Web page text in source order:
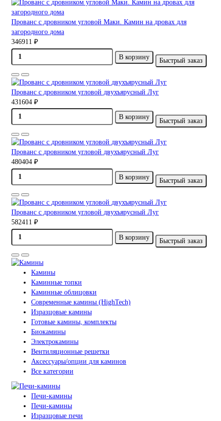
Прованс с дровником угловой Маки. Камин на дровах для
загородного дома
346911 ₽
В корзину Быстрый заказ
Прованс с дровником угловой двухъярусный Луг
431604 ₽
В корзину Быстрый заказ
Прованс с дровником угловой двухъярусный Луг
480404 ₽
В корзину Быстрый заказ
Прованс с дровником угловой двухъярусный Луг
582411 ₽
В корзину Быстрый заказ
Камины
Каминные топки
Каминные облицовки
Современные камины (HighTech)
Изразцовые камины
Готовые камины, комплекты
Биокамины
Электрокамины
Вентиляционные решетки
Аксессуары/опции для каминов
Все категории
Печи-камины
Печи-камины
Изразцовые печи